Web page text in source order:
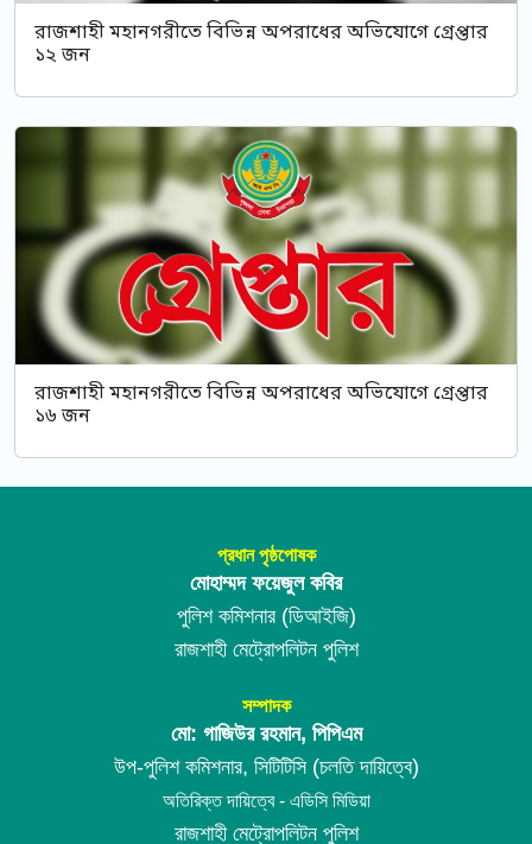
রাজশাহী মহানগরীতে বিভিন্ন অপরাধের অভিযোগে গ্রেপ্তার
১২ জন
রাজশাহী মহানগরীতে বিভিন্ন অপরাধের অভিযোগে গ্রেপ্তার
১৬ জন
প্রধান পৃষ্ঠপোষক
মোহাম্মদ ফয়েজুল কবির
পুলিশ কমিশনার (ডিআইজি)
রাজশাহী মেট্রোপলিটন পুলিশ
সম্পাদক
মো: গাজিউর রহমান, পিপিএম
উপ-পুলিশ কমিশনার, সিটিটিসি (চলতি দায়িত্বে)
অতিরিক্ত দায়িত্বে - এডিসি মিডিয়া
রাজশাহী মেট্রোপলিটন পুলিশ